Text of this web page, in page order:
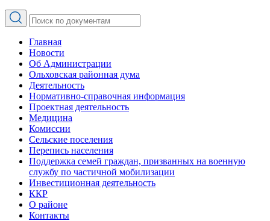
Главная
Новости
Об Администрации
Ольховская районная дума
Деятельность
Нормативно-справочная информация
Проектная деятельность
Медицина
Комиссии
Сельские поселения
Перепись населения
Поддержка семей граждан, призванных на военную
службу по частичной мобилизации
Инвестиционная деятельность
ККР
О районе
Контакты